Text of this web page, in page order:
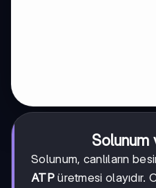
Solunum
Solunum, canlıların
ATPüretmesi olayıdır.